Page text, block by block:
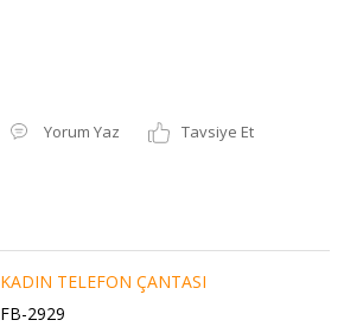
Yorum Yaz
Tavsiye Et
KADIN TELEFON ÇANTASI
FB-2929